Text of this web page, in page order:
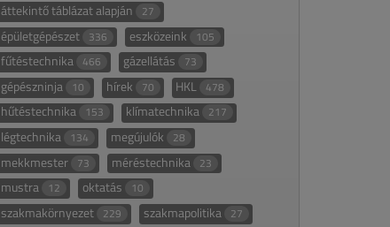
áttekintő táblázat alapján 27
épületgépészet 336 eszközeink 105
fűtéstechnika 466 gázellátás 73
gépészninja 10 hírek 70 HKL 478
hűtéstechnika 153 klímatechnika 217
légtechnika 134 megújulók 28
mekkmester 73 méréstechnika 23
mustra 12 oktatás 10
szakmakörnyezet 229 szakmapolitika 27